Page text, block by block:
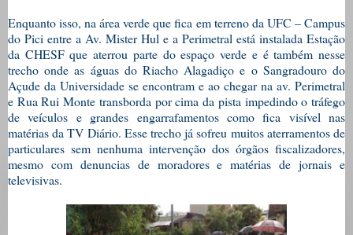
Enquanto isso, na área verde que fica em terreno da UFC – Campus
do Pici entre a Av. Mister Hul e a Perimetral está instalada Estação
da CHESF que aterrou parte do espaço verde e é também nesse
trecho onde as águas do Riacho Alagadiço e o Sangradouro do
Açude da Universidade se encontram e ao chegar na av. Perimetral
e Rua Rui Monte transborda por cima da pista impedindo o tráfego
de veículos e grandes engarrafamentos como fica visível nas
matérias da TV Diário. Esse trecho já sofreu muitos aterramentos de
particulares sem nenhuma intervenção dos órgãos fiscalizadores,
mesmo com denuncias de moradores e matérias de jornais e
televisivas.